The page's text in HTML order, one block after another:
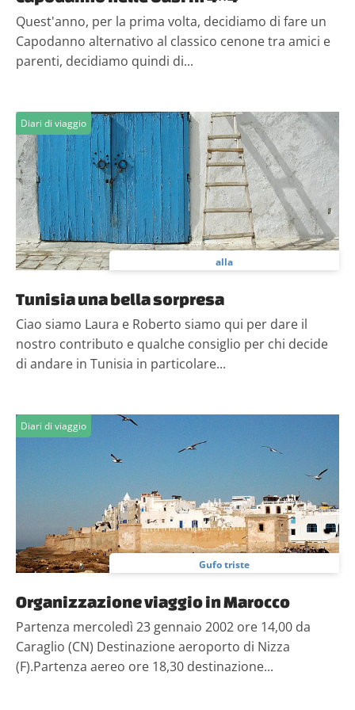
analizzare il nostro traffico. Condividiamo inoltre
informazioni sul modo in cui utilizzi il nostro sito con i
nostri partner che si occupano di analisi dei dati web,
pubblicità e social media, i quali potrebbero combinarle
Quest'anno, per la prima volta, decidiamo di fare un
Capodanno alternativo al classico cenone tra amici e
parenti, decidiamo quindi di...
Diari di viaggio
alla
Tunisia una bella sorpresa
Ciao siamo Laura e Roberto siamo qui per dare il
nostro contributo e qualche consiglio per chi decide
di andare in Tunisia in particolare...
Diari di viaggio
Gufo triste
Organizzazione viaggio in Marocco
Partenza mercoledì 23 gennaio 2002 ore 14,00 da
Caraglio (CN) Destinazione aeroporto di Nizza
(F).Partenza aereo ore 18,30 destinazione...